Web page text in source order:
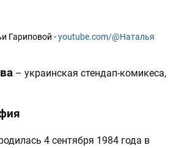
Гариповой -youtube.com/@Наталья
– украинская стендап-комикеса,
4 сентября 1984 года в